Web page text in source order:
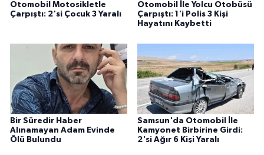
Otomobil Motosikletle
Çarpıştı: 2'si Çocuk 3 Yaralı
Otomobil İle Yolcu Otobüsü
Çarpıştı: 1'i Polis 3 Kişi
Hayatını Kaybetti
Bir Süredir Haber
Alınamayan Adam Evinde
Ölü Bulundu
Samsun'da Otomobil İle
Kamyonet Birbirine Girdi:
2'si Ağır 6 Kişi Yaralı